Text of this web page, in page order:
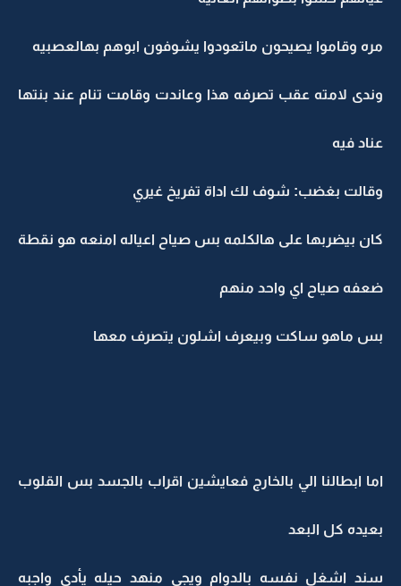
مره وقاموا يصيحون ماتعودوا يشوفون ابوهم بهالعصبيه
وندى لامته عقب تصرفه هذا وعاندت وقامت تنام عند بنتها
عناد فيه
وقالت بغضب: شوف لك اداة تفريخ غيري
كان بيضربها على هالكلمه بس صياح اعياله امنعه هو نقطة
ضعفه صياح اي واحد منهم
بس ماهو ساكت وبيعرف اشلون يتصرف معها
اما ابطالنا الي بالخارج فعايشين اقراب بالجسد بس القلوب
بعيده كل البعد
سند اشغل نفسه بالدوام ويجي منهد حيله يأدي واجبه